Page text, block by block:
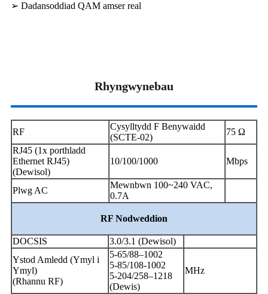
➢ Dadansoddiad QAM amser real
Rhyngwynebau
RF
Cysylltydd F Benywaidd
(SCTE-02)
75 Ω
RJ45 (1x porthladd
Ethernet RJ45)
(Dewisol)
10/100/1000 Mbps
Plwg AC
Mewnbwn 100~240 VAC,
0.7A
RF Nodweddion
DOCSIS
3.0/3.1 (Dewisol)
Ystod Amledd (Ymyl i
Ymyl)
(Rhannu RF)
5-65/88–1002
5-85/108-1002
5-204/258–1218
(Dewis)
MHz